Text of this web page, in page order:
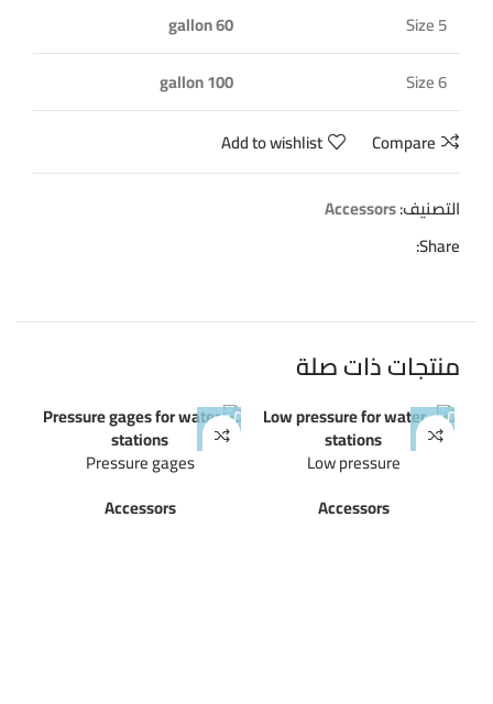
Size 5
60 gallon
Size 6
100 gallon
Compare
Add to wishlist
التصنيف:Accessors
Share:
منتجات ذات صلة
Low pressure
Accessors
Pressure gages
Accessors